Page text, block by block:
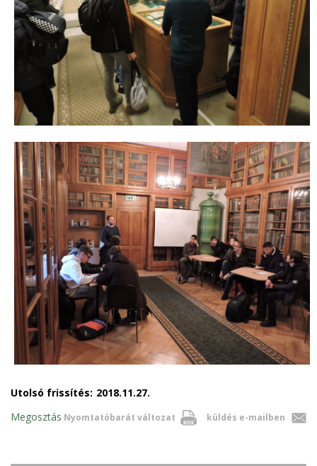
Utolsó frissítés: 2018.11.27.
Nyomtatóbarát változat küldés e-mailben
Megosztás